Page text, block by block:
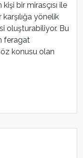
bir mirasçısı ile
yönelik
oluşturabiliyor. Bu
feragat
konusu olan